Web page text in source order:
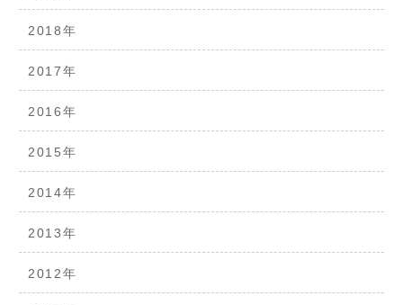
2018年
2017年
2016年
2015年
2014年
2013年
2012年